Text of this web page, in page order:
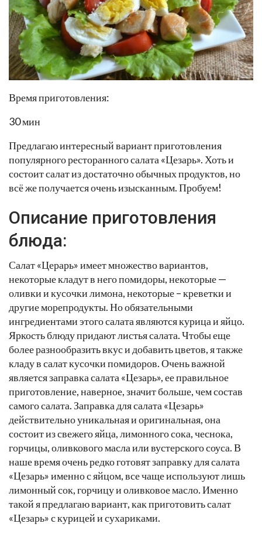
Время приготовления:
30 мин
Предлагаю интересный вариант приготовления
популярного ресторанного салата «Цезарь». Хоть и
состоит салат из достаточно обычных продуктов, но
всё же получается очень изысканным. Пробуем!
Описание приготовления
блюда:
Салат «Церарь» имеет множество вариантов,
некоторые кладут в него помидоры, некоторые —
оливки и кусочки лимона, некоторые – креветки и
другие морепродукты. Но обязательными
ингредиентами этого салата являются курица и яйцо.
Яркость блюду придают листья салата. Чтобы еще
более разнообразить вкус и добавить цветов, я также
кладу в салат кусочки помидоров. Очень важной
является заправка салата «Цезарь», ее правильное
приготовление, наверное, значит больше, чем состав
самого салата. Заправка для салата «Цезарь»
действительно уникальная и оригинальная, она
состоит из свежего яйца, лимонного сока, чеснока,
горчицы, оливкового масла или вустерского соуса. В
наше время очень редко готовят заправку для салата
«Цезарь» именно с яйцом, все чаще используют лишь
лимонный сок, горчицу и оливковое масло. Именно
такой я предлагаю вариант, как приготовить салат
«Цезарь» с курицей и сухариками.